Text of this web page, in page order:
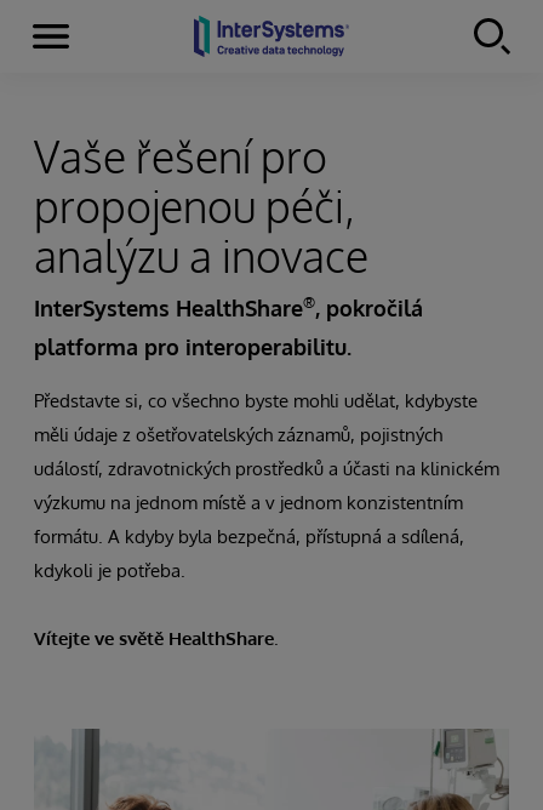
Skip to content
Menu
Vaše řešení pro
propojenou péči,
analýzu a inovace
InterSystems HealthShare®, pokročilá
platforma pro interoperabilitu.
Představte si, co všechno byste mohli udělat, kdybyste
měli údaje z ošetřovatelských záznamů, pojistných
událostí, zdravotnických prostředků a účasti na klinickém
výzkumu na jednom místě a v jednom konzistentním
formátu. A kdyby byla bezpečná, přístupná a sdílená,
kdykoli je potřeba.
Vítejte ve světě HealthShare.